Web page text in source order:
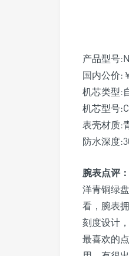
产品型号
国内公价:
机芯类型:
机芯型号
表壳材质:
防水深度
腕表点评：
洋青铜绿
看，腕表
刻度设计
最喜欢的